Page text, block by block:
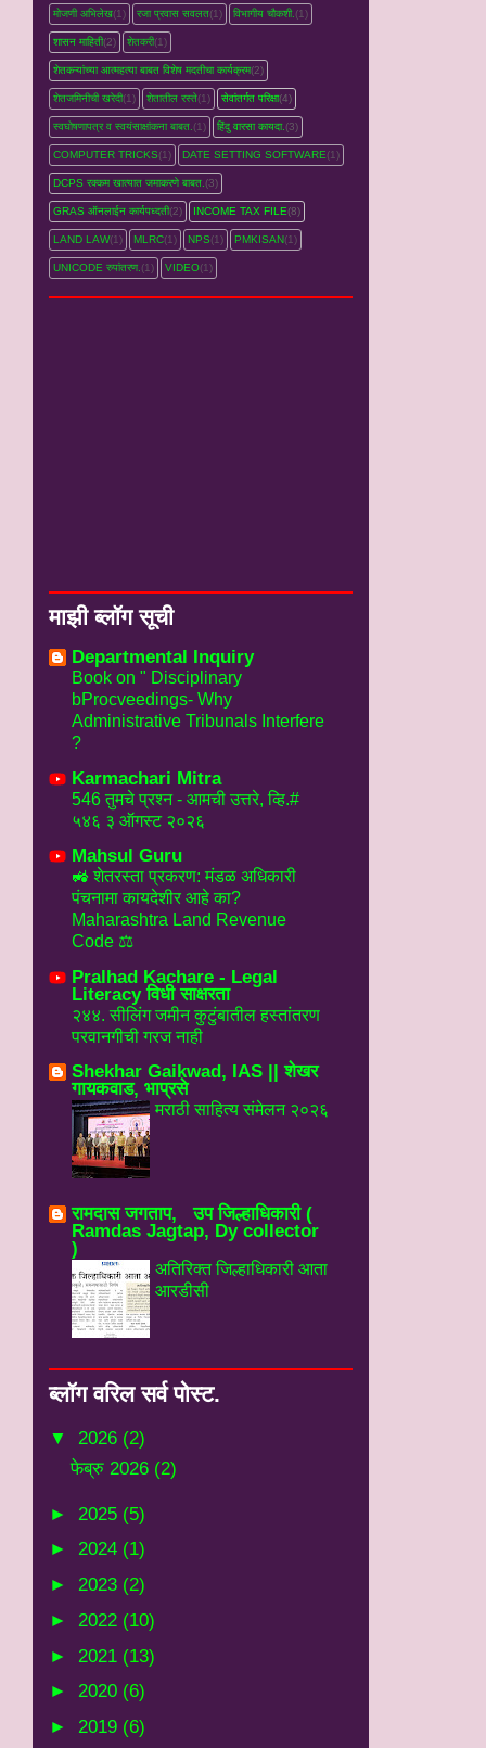
मोजणी अभिलेख(1) रजा प्रवास सवलत(1) विभागीय चौकशी.(1)
शासन माहिती(2) शेतकरी(1)
शेतकऱ्यांच्‍या आत्महत्‍या बाबत विशेष मदतीचा कार्यक्रम(2)
शेतजमिनीची खरेदी(1) शेतातील रस्‍ते(1) सेवांतर्गत परिक्षा(4)
स्वघोषणापत्र व स्वयंसाक्षांकना बाबत.(1) हिंदु वारसा कायदा.(3)
COMPUTER TRICKS(1) DATE SETTING SOFTWARE(1)
DCPS रक्‍कम खात्‍यात जमाकरणे बाबत.(3)
GRAS ऑनलाईन कार्यपध्‍दती(2) INCOME TAX FILE(8)
LAND LAW(1) MLRC(1) NPS(1) PMKISAN(1)
UNICODE रुपांतरण.(1) VIDEO(1)
माझी ब्लॉग सूची
Departmental Inquiry
Book on " Disciplinary
bProcveedings- Why
Administrative Tribunals Interfere
?
Karmachari Mitra
546 तुमचे प्रश्न - आमची उत्तरे, व्हि.#
५४६ ३ ऑगस्ट २०२६
Mahsul Guru
🚜 शेतरस्ता प्रकरण: मंडळ अधिकारी
पंचनामा कायदेशीर आहे का?
Maharashtra Land Revenue
Code ⚖️
Pralhad Kachare - Legal
Literacy विधी साक्षरता
२४४. सीलिंग जमीन कुटुंबातील हस्तांतरण
परवानगीची गरज नाही
Shekhar Gaikwad, IAS || शेखर
गायकवाड, भाप्रसे
मराठी साहित्य संमेलन २०२६
रामदास जगताप, उप जिल्हाधिकारी (
Ramdas Jagtap, Dy collector
)
अतिरिक्त जिल्हाधिकारी आता
आरडीसी
ब्‍लॉग वरिल सर्व पोस्‍ट.
▼ 2026 (2)
फेब्रु 2026 (2)
► 2025 (5)
► 2024 (1)
► 2023 (2)
► 2022 (10)
► 2021 (13)
► 2020 (6)
► 2019 (6)